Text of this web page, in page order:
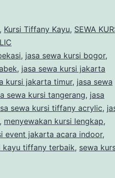
, Kursi Tiffany Kayu, SEWA
, jasa sewa kursi bogor,
, jasa sewa kursi jakarta
kursi jakarta timur, jasa sewa
sewa kursi tangerang, jasa
sewa kursi tiffany acrylic,
, menyewakan kursi lengkap,
event jakarta acara indoor,
kayu tiffany terbaik, sewa